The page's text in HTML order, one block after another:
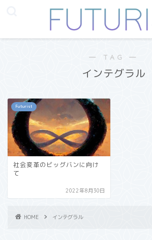
― TAG ―
インテグラル
Futurist
社会変革のビッグバンに向け
て
2022年8月30日
HOME インテグラル